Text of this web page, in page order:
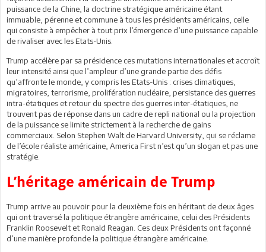
puissance de la Chine, la doctrine stratégique américaine étant
immuable, pérenne et commune à tous les présidents américains, celle
qui consiste à empêcher à tout prix l’émergence d’une puissance capable
de rivaliser avec les Etats-Unis.
Trump accélère par sa présidence ces mutations internationales et accroît
leur intensité ainsi que l’ampleur d’une grande partie des défis
qu’affronte le monde, y compris les Etats-Unis : crises climatiques,
migratoires, terrorisme, prolifération nucléaire, persistance des guerres
intra-étatiques et retour du spectre des guerres inter-étatiques, ne
trouvent pas de réponse dans un cadre de repli national ou la projection
de la puissance se limite strictement à la recherche de gains
commerciaux. Selon Stephen Walt de Harvard University, qui se réclame
de l’école réaliste américaine, America First n’est qu’un slogan et pas une
stratégie.
L’héritage américain de Trump
Trump arrive au pouvoir pour la deuxième fois en héritant de deux âges
qui ont traversé la politique étrangère américaine, celui des Présidents
Franklin Roosevelt et Ronald Reagan. Ces deux Présidents ont façonné
d’une manière profonde la politique étrangère américaine.